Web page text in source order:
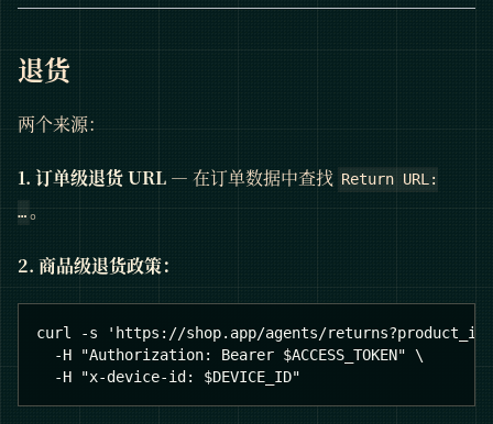
退货
两个来源：
1. 订单级退货 URL — 在订单数据中查找 Return URL:
…。
2. 商品级退货政策：
curl -s 'https://shop.app/agents/
  -H "Authorization: Bearer $ACCESS_TOKEN" \
  -H "x-device-id: $DEVICE_ID"